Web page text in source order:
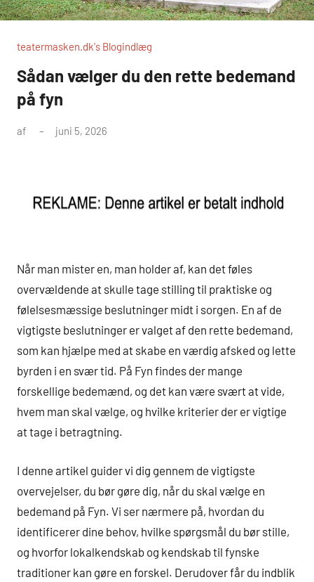
teatermasken.dk's Blogindlæg
Sådan vælger du den rette bedemand
på fyn
af juni 5, 2026
Når man mister en, man holder af, kan det føles
overvældende at skulle tage stilling til praktiske og
følelsesmæssige beslutninger midt i sorgen. En af de
vigtigste beslutninger er valget af den rette bedemand,
som kan hjælpe med at skabe en værdig afsked og lette
byrden i en svær tid. På Fyn findes der mange
forskellige bedemænd, og det kan være svært at vide,
hvem man skal vælge, og hvilke kriterier der er vigtige
at tage i betragtning.
I denne artikel guider vi dig gennem de vigtigste
overvejelser, du bør gøre dig, når du skal vælge en
bedemand på Fyn. Vi ser nærmere på, hvordan du
identificerer dine behov, hvilke spørgsmål du bør stille,
og hvorfor lokalkendskab og kendskab til fynske
traditioner kan gøre en forskel. Derudover får du indblik